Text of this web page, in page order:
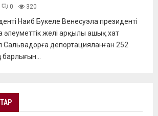
0 320
Наиб Букеле Венесуэла президенті
әлеуметтік желі арқылы ашық хат
депортацияланған 252